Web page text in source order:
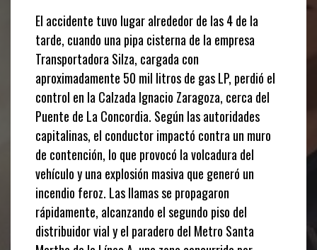
El accidente tuvo lugar alrededor de las 4 de la
tarde, cuando una pipa cisterna de la empresa
Transportadora Silza, cargada con
aproximadamente 50 mil litros de gas LP, perdió el
control en la Calzada Ignacio Zaragoza, cerca del
Puente de La Concordia. Según las autoridades
capitalinas, el conductor impactó contra un muro
de contención, lo que provocó la volcadura del
vehículo y una explosión masiva que generó un
incendio feroz. Las llamas se propagaron
rápidamente, alcanzando el segundo piso del
distribuidor vial y el paradero del Metro Santa